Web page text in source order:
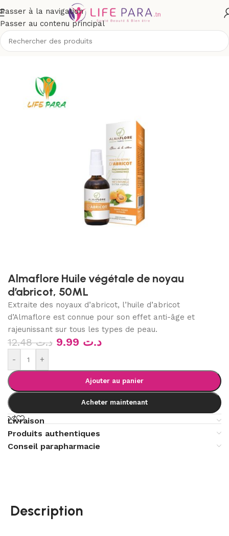
Passer à la navigation
Passer au contenu principal
/Boutique/Bio & naturel/Aromathérapie/huiles végétales
Almaflore Huile végétale de noyau
d’abricot, 50ML
Extraite des noyaux d’abricot, l’huile d’abricot
d’Almaflore est connue pour son effet anti-âge et
rajeunissant sur tous les types de peau.
د.ت12.48 د.ت
- +
Ajouter au panier
Acheter maintenant
Livraison
Produits authentiques
Conseil parapharmacie
Description